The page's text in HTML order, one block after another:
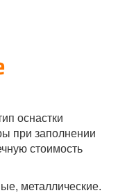
оснастки
при заполнении
стоимость
металлические.